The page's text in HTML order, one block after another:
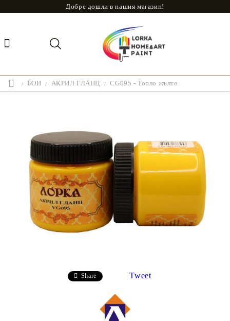
Добре дошли в нашия магазин!
БОИ АКРИЛ ГЛАНЦ CG095 - Топло жълто
Share Tweet